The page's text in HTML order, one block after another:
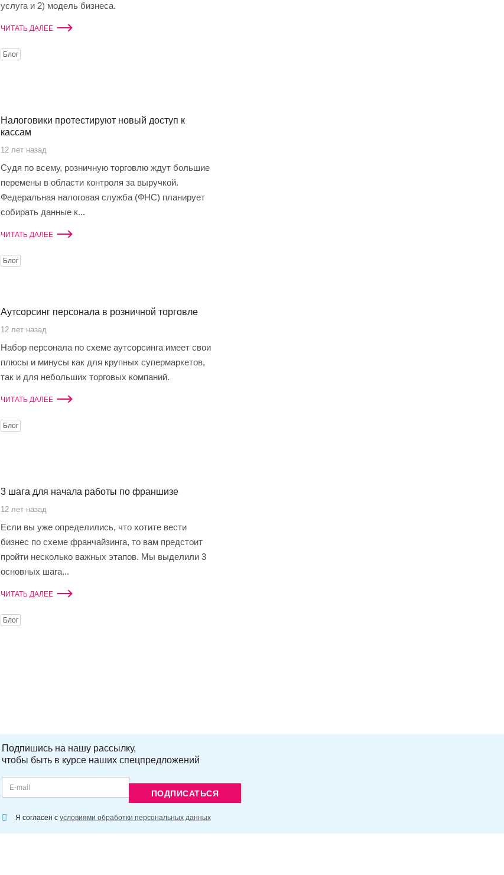
услуга и 2) модель бизнеса.
ЧИТАТЬ ДАЛЕЕ
Блог
Налоговики протестируют новый доступ к
кассам
12 лет назад
Судя по всему, розничную торговлю ждут большие
перемены в области контроля за выручкой.
Федеральная налоговая служба (ФНС) планирует
собирать данные к...
ЧИТАТЬ ДАЛЕЕ
Блог
Аутсорсинг персонала в розничной торговле
12 лет назад
Набор персонала по схеме аутсорсинга имеет свои
плюсы и минусы как для крупных супермаркетов,
так и для небольших торговых компаний.
ЧИТАТЬ ДАЛЕЕ
Блог
3 шага для начала работы по франшизе
12 лет назад
Если вы уже определились, что хотите вести
бизнес по схеме франчайзинга, то вам предстоит
пройти несколько важных этапов. Мы выделили 3
основных шага...
ЧИТАТЬ ДАЛЕЕ
Блог
Подпишись на нашу рассылку,
чтобы быть в курсе наших спецпредложений
ПОДПИСАТЬСЯ
Я согласен с условиями обработки персональных данных